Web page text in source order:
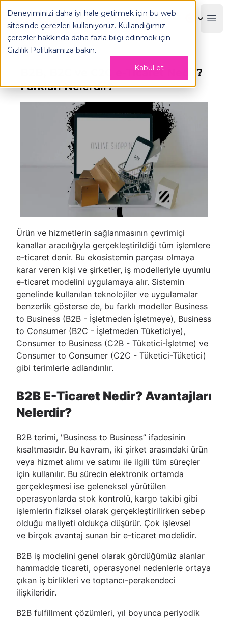
Deneyiminizi daha iyi hale getirmek için bu web
sitesinde çerezleri kullanıyoruz. Kullandığımız
çerezler hakkında daha fazla bilgi edinmek için
Gizlilik Politikamıza bakın.
Kabul et
OPLOG
B2B, B2C ve C2C e-Ticaret Nedir?
Farkları Nelerdir?
Ürün ve hizmetlerin sağlanmasının çevrimiçi
kanallar aracılığıyla gerçekleştirildiği tüm işlemlere
e-ticaret denir. Bu ekosistemin parçası olmaya
karar veren kişi ve şirketler, iş modelleriyle uyumlu
e-ticaret modelini uygulamaya alır. Sistemin
genelinde kullanılan teknolojiler ve uygulamalar
benzerlik gösterse de, bu farklı modeller Business
to Business (B2B - İşletmeden İşletmeye), Business
to Consumer (B2C - İşletmeden Tüketiciye),
Consumer to Business (C2B - Tüketici-İşletme) ve
Consumer to Consumer (C2C - Tüketici-Tüketici)
gibi terimlerle adlandırılır.
B2B E-Ticaret Nedir? Avantajları
Nelerdir?
B2B terimi, "Business to Business” ifadesinin
kısaltmasıdır. Bu kavram, iki şirket arasındaki ürün
veya hizmet alımı ve satımı ile ilgili tüm süreçler
için kullanılır. Bu sürecin elektronik ortamda
gerçekleşmesi ise geleneksel yürütülen
operasyonlarda stok kontrolü, kargo takibi gibi
işlemlerin fiziksel olarak gerçekleştirilirken sebep
olduğu maliyeti oldukça düşürür. Çok işlevsel
ve birçok avantaj sunan bir e-ticaret modelidir.
B2B iş modelini genel olarak gördüğümüz alanlar
hammadde ticareti, operasyonel nedenlerle ortaya
çıkan iş birlikleri ve toptancı-perakendeci
ilişkileridir.
B2B fulfillment çözümleri, yıl boyunca periyodik